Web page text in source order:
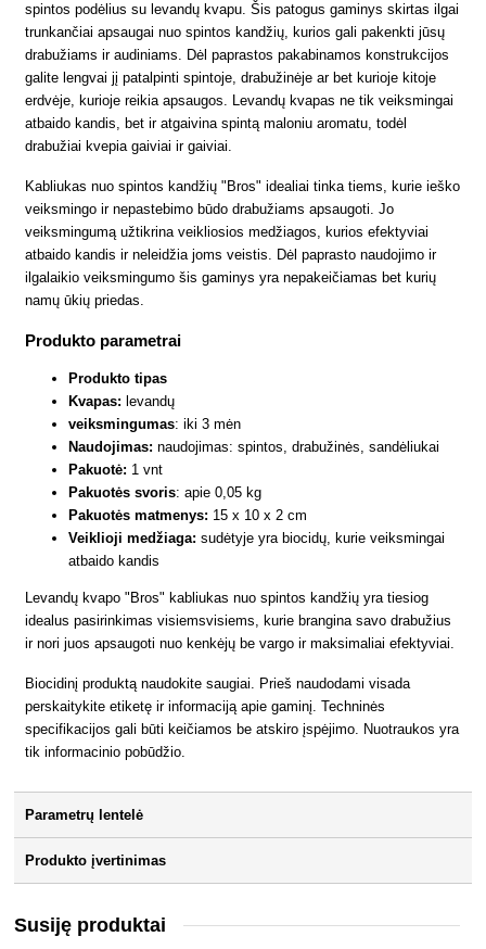
spintos podėlius su levandų kvapu. Šis patogus gaminys skirtas ilgai
trunkančiai apsaugai nuo spintos kandžių, kurios gali pakenkti jūsų
drabužiams ir audiniams. Dėl paprastos pakabinamos konstrukcijos
galite lengvai jį patalpinti spintoje, drabužinėje ar bet kurioje kitoje
erdvėje, kurioje reikia apsaugos. Levandų kvapas ne tik veiksmingai
atbaido kandis, bet ir atgaivina spintą maloniu aromatu, todėl
drabužiai kvepia gaiviai ir gaiviai.
Kabliukas nuo spintos kandžių "Bros" idealiai tinka tiems, kurie ieško
veiksmingo ir nepastebimo būdo drabužiams apsaugoti. Jo
veiksmingumą užtikrina veikliosios medžiagos, kurios efektyviai
atbaido kandis ir neleidžia joms veistis. Dėl paprasto naudojimo ir
ilgalaikio veiksmingumo šis gaminys yra nepakeičiamas bet kurių
namų ūkių priedas.
Produkto parametrai
Produkto tipas
Kvapas: levandų
veiksmingumas: iki 3 mėn
Naudojimas: naudojimas: spintos, drabužinės, sandėliukai
Pakuotė: 1 vnt
Pakuotės svoris: apie 0,05 kg
Pakuotės matmenys: 15 x 10 x 2 cm
Veiklioji medžiaga: sudėtyje yra biocidų, kurie veiksmingai
atbaido kandis
Levandų kvapo "Bros" kabliukas nuo spintos kandžių yra tiesiog
idealus pasirinkimas visiemsvisiems, kurie brangina savo drabužius
ir nori juos apsaugoti nuo kenkėjų be vargo ir maksimaliai efektyviai.
Biocidinį produktą naudokite saugiai. Prieš naudodami visada
perskaitykite etiketę ir informaciją apie gaminį. Techninės
specifikacijos gali būti keičiamos be atskiro įspėjimo. Nuotraukos yra
tik informacinio pobūdžio.
Parametrų lentelė
Produkto įvertinimas
Susiję produktai